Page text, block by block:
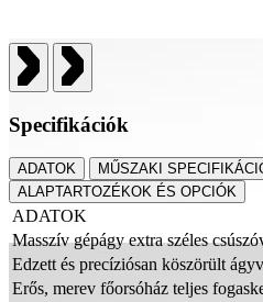
Specifikációk
ADATOK
MŰSZAKI
ALAPTARTOZÉKOK ÉS OPCIÓK
ADATOK
Masszív gépágy extra széles
Edzett és precíziósan köszörült
Erős, merev főorsóház teljes